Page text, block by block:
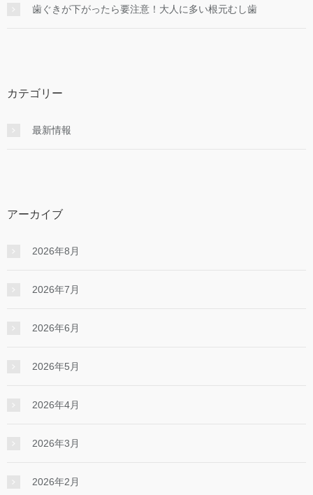
歯ぐきが下がったら要注意！大人に多い根元むし歯
カテゴリー
最新情報
アーカイブ
2026年8月
2026年7月
2026年6月
2026年5月
2026年4月
2026年3月
2026年2月